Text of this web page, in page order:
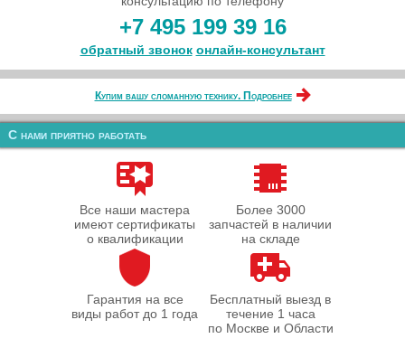
+7 495 199 39 16
обратный звонок онлайн‑консультант
Купим вашу сломанную технику. Подробнее
С нами приятно работать
Все наши мастера
имеют сертификаты
о квалификации
Более 3000
запчастей в наличии
на складе
Гарантия на все
виды работ до 1 года
Бесплатный выезд в
течение 1 часа
по Москве и Области